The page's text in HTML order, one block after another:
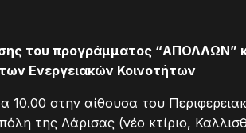
του προγράμματος “ΑΠΟΛΛΩΝ”
Ενεργειακών Κοινοτήτων
10.00 στην αίθουσα του
της Λάρισας (νέο κτίριο,